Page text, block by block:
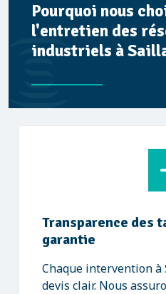
Pourquoi nous
l'entretien des
industriels à
Transparence des
garantie
Chaque intervention à
devis clair. Nous